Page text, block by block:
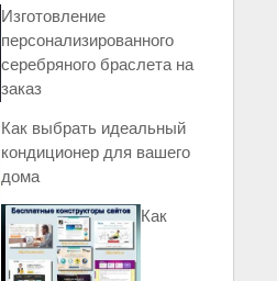
Изготовление
персонализированного
серебряного браслета на
заказ
Как выбрать идеальный
кондиционер для вашего
дома
Как